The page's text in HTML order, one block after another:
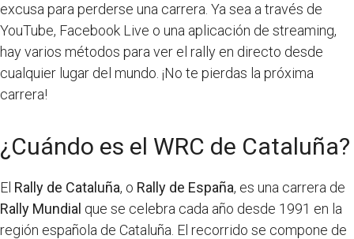
excusa para perderse una carrera. Ya sea a través de
YouTube, Facebook Live o una aplicación de streaming,
hay varios métodos para ver el rally en directo desde
cualquier lugar del mundo. ¡No te pierdas la próxima
carrera!
¿Cuándo es el WRC de Cataluña?
El Rally de Cataluña, o Rally de España, es una carrera de
Rally Mundial que se celebra cada año desde 1991 en la
región española de Cataluña. El recorrido se compone de